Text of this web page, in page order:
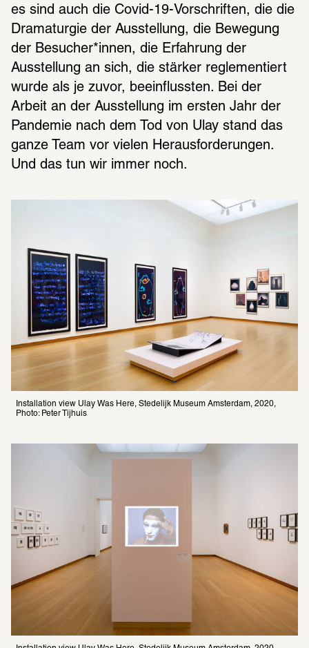
es sind auch die Covid-19-Vorschriften, die die
Dramaturgie der Ausstellung, die Bewegung
der Besucher*innen, die Erfahrung der
Ausstellung an sich, die stärker reglementiert
wurde als je zuvor, beeinflussten. Bei der
Arbeit an der Ausstellung im ersten Jahr der
Pandemie nach dem Tod von Ulay stand das
ganze Team vor vielen Herausforderungen.
Und das tun wir immer noch.
Installation view Ulay Was Here, Stedelijk Museum Amsterdam, 2020,
Photo: Peter Tijhuis